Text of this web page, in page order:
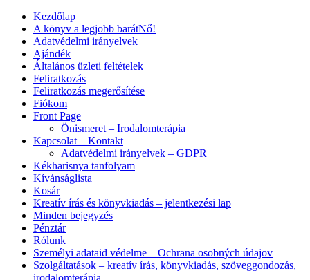
Kezdőlap
A könyv a legjobb barátNő!
Adatvédelmi irányelvek
Ajándék
Általános üzleti feltételek
Feliratkozás
Feliratkozás megerősítése
Fiókom
Front Page
Önismeret – Irodalomterápia
Kapcsolat – Kontakt
Adatvédelmi irányelvek – GDPR
Kékharisnya tanfolyam
Kívánságlista
Kosár
Kreatív írás és könyvkiadás – jelentkezési lap
Minden bejegyzés
Pénztár
Rólunk
Személyi adataid védelme – Ochrana osobných údajov
Szolgáltatások – kreatív írás, könyvkiadás, szöveggondozás,
irodalomterápia